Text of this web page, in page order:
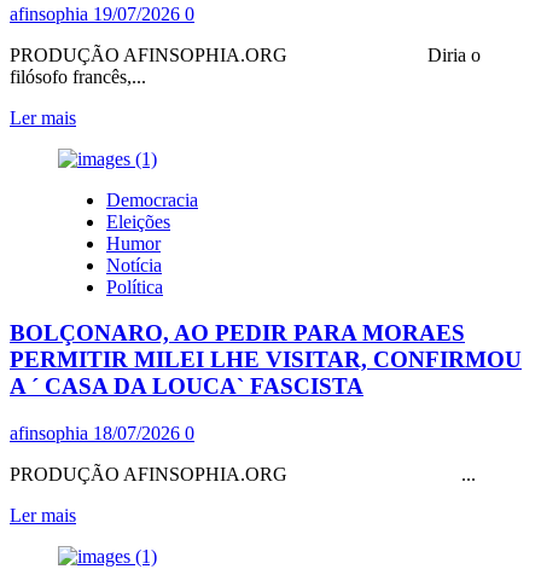
COMO
CORAJOSO,
NÃO
MANDOU
CARTA
afinsophia 19/07/2026 0
PRODUÇÃO AFINSOPHIA.ORG Diria o
filósofo francês,...
Ler maisLeia
sobre
JOGO
DA
COPA
ENTRE
AS
DA
ARGENTINA
E
ESPANHA,
SER
ANULADO!
POR
QUÊ?
PORQUE
SÓ
Democracia
Eleições
Humor
Notícia
Política
BOLÇONARO, AO PEDIR PARA MORAES
PERMITIR MILEI LHE VISITAR, CONFIRMOU
A ´ CASA DA LOUCA` FASCISTA
afinsophia 18/07/2026 0
PRODUÇÃO AFINSOPHIA.ORG ...
Ler maisLeia
sobre